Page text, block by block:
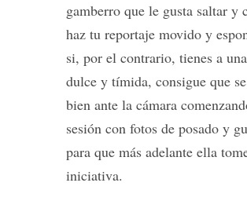
gamberro que le gusta saltar y
haz tu reportaje movido y
si, por el contrario, tienes a
dulce y tímida, consigue que
bien ante la cámara
sesión con fotos de posado y
para que más adelante ella
iniciativa.